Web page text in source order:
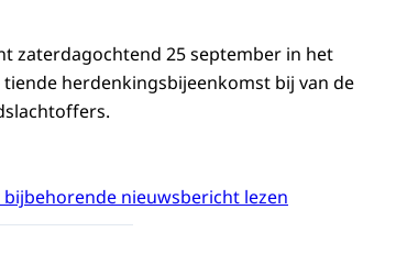
zaterdagochtend 25 september in het
herdenkingsbijeenkomst bij van de
nieuwsbericht lezen